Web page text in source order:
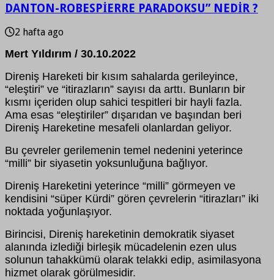
DANTON-ROBESPİERRE PARADOKSU” NEDİR ?
2 hafta ago
Mert Yıldırım / 30.10.2022
Direniş Hareketi bir kısım sahalarda gerileyince,
“eleştiri” ve “itirazların” sayısı da arttı. Bunların bir
kısmı içeriden olup sahici tespitleri bir hayli fazla.
Ama esas “eleştiriler” dışarıdan ve başından beri
Direniş Hareketine mesafeli olanlardan geliyor.
Bu çevreler gerilemenin temel nedenini yeterince
“milli” bir siyasetin yoksunluğuna bağlıyor.
Direniş Hareketini yeterince “milli” görmeyen ve
kendisini “süper Kürdi” gören çevrelerin “itirazları” iki
noktada yoğunlaşıyor.
Birincisi, Direniş hareketinin demokratik siyaset
alanında izlediği birleşik mücadelenin ezen ulus
solunun tahakkümü olarak telakki edip, asimilasyona
hizmet olarak görülmesidir.